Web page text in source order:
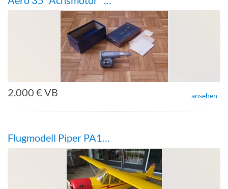
2.000 € VB ansehen
Flugmodell Piper PA18 Spannweite 4,00m Motor Toni Clark